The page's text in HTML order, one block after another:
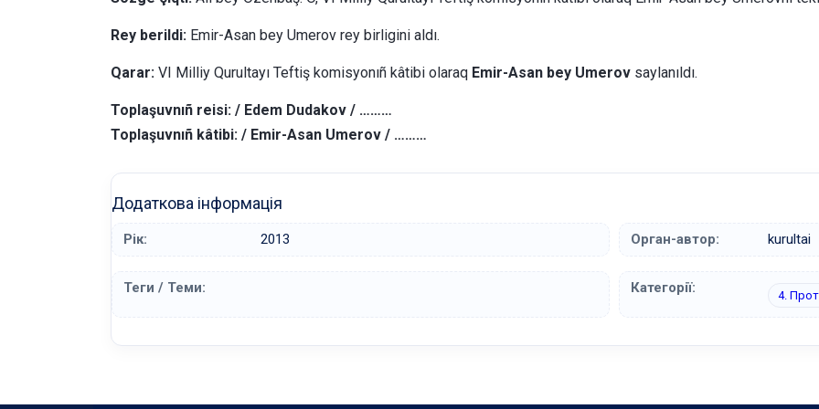
Rey berildi: Emir-Asan bey Umerov rey birligini aldı.
Qarar: VI Milliy Qurultayı Teftiş komisyonıñ kâtibi olaraq Emir-Asan bey Umerov saylanıldı.
Toplaşuvnıñ reisi: / Edem Dudakov / ………
Toplaşuvnıñ kâtibi: / Emir-Asan Umerov / ………
Додаткова інформація
Рік: 2013 Орган-автор: kurultai
Теги / Теми: Категорії: 4.